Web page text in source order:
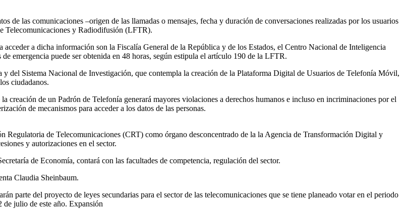
de las comunicaciones –origen de las llamadas o mensajes, fecha y duración de conversaciones realizadas por los usuarios
Telecomunicaciones y Radiodifusión (LFTR).
a dicha información son la Fiscalía General de la República y de los Estados, el Centro Nacional de Inteligencia
emergencia puede ser obtenida en 48 horas, según estipula el artículo 190 de la LFTR.
del Sistema Nacional de Investigación, que contempla la creación de la Plataforma Digital de Usuarios de Telefonía Móvil,
ciudadanos.
de un Padrón de Telefonía generará mayores violaciones a derechos humanos e incluso en incriminaciones por el
de mecanismos para acceder a los datos de las personas.
Regulatoria de Telecomunicaciones (CRT) como órgano desconcentrado de la la Agencia de Transformación Digital y
y autorizaciones en el sector.
de Economía, contará con las facultades de competencia, regulación del sector.
Claudia Sheinbaum.
parte del proyecto de leyes secundarias para el sector de las telecomunicaciones que se tiene planeado votar en el periodo
julio de este año. Expansión